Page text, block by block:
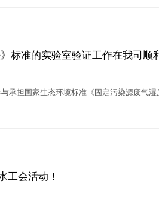
标准的实验室验证工作在我司顺
承担国家生态环境标准《固定污染源废气
工会活动！